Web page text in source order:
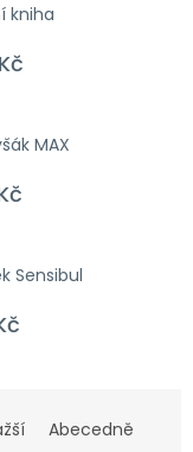
kniha
MAX
Sensibul
Abecedně